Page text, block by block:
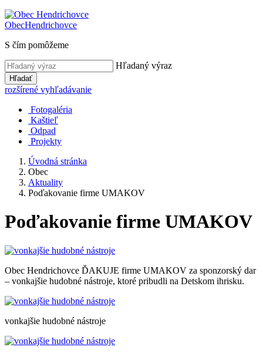
ObecHendrichovce
S čím pomôžeme
Hľadaný výraz
Hľadať
rozšírené vyhľadávanie
Fotogaléria
Kaštieľ
Odpad
Projekty
Úvodná stránka
Obec
Aktuality
Poďakovanie firme UMAKOV
Poďakovanie firme UMAKOV
Obec Hendrichovce ĎAKUJE firme UMAKOV za sponzorský dar
– vonkajšie hudobné nástroje, ktoré pribudli na Detskom ihrisku.
vonkajšie hudobné nástroje